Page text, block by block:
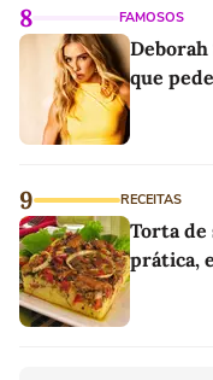
8 FAMOSOS
Deborah
que
9 RECEITAS
Torta
prática,